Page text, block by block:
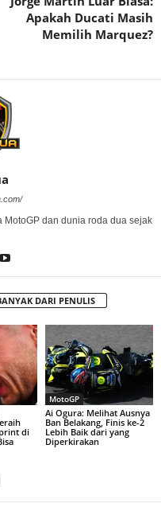
Apakah Ducati Masih
Memilih Marquez?
dan dunia roda dua sejak
DARI PENULIS
di
MotoGP
Ai Ogura: Melihat Ausnya
Ban Belakang, Finis ke-2
Lebih Baik dari yang
Diperkirakan